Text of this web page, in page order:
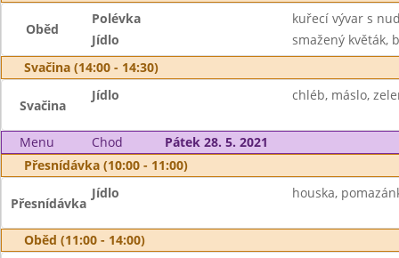
Oběd
Polévka
kuřecí vývar s
Jídlo
smažený květák,
Svačina (14:00 - 14:30)
Svačina
Jídlo chléb, máslo,
Menu Chod
Pátek 28. 5. 2021
Přesnídávka (10:00 - 11:00)
Přesnídávka
Jídlo houska,
Oběd (11:00 - 14:00)